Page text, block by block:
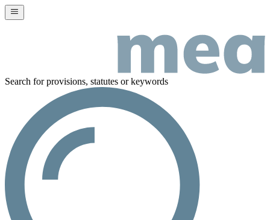
Search for provisions, statutes or keywords